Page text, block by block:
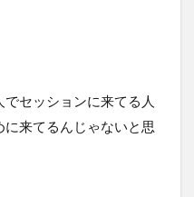
でセッションに来てる人
来てるんじゃないと思